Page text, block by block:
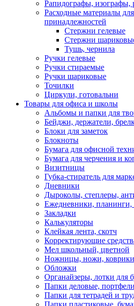
Рапидографы, изографы,
Расходные материалы
принадлежностей
Стержни гелевые
Стержни
Тушь, чернила
Ручки гелевые
Ручки стираемые
Ручки шариковые
Точилки
Циркули, готовальни
Товары для офиса и школы
Альбомы и папки для
Бейджи, держатели,
Блоки для заметок
Блокноты
Бумага для офисной
Бумага для черчения и
Визитницы
Губка-стиратель для
Дневники
Дыроколы, степлеры,
Ежедневники,
Закладки
Калькуляторы
Клейкая лента, скотч
Корректирующие
Мел школьный, цветной
Ножницы, ножи, коврики
Обложки
Органайзеры, лотки для
Папки деловые, портфели
Папки для тетрадей и
Папки пластиковые,